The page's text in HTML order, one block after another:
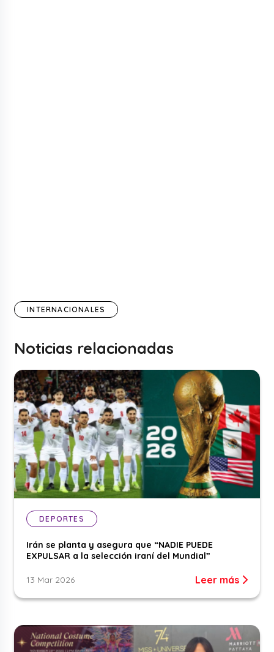
INTERNACIONALES
Noticias relacionadas
DEPORTES
Irán se planta y asegura que “NADIE PUEDE
EXPULSAR a la selección iraní del Mundial”
13 Mar 2026 Leer más